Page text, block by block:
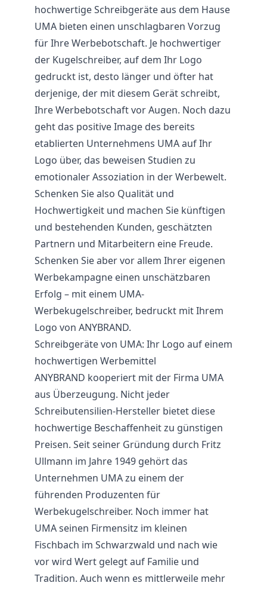
hochwertige Schreibgeräte aus dem Hause
UMA bieten einen unschlagbaren Vorzug
für Ihre Werbebotschaft. Je hochwertiger
der Kugelschreiber, auf dem Ihr Logo
gedruckt ist, desto länger und öfter hat
derjenige, der mit diesem Gerät schreibt,
Ihre Werbebotschaft vor Augen. Noch dazu
geht das positive Image des bereits
etablierten Unternehmens UMA auf Ihr
Logo über, das beweisen Studien zu
emotionaler Assoziation in der Werbewelt.
Schenken Sie also Qualität und
Hochwertigkeit und machen Sie künftigen
und bestehenden Kunden, geschätzten
Partnern und Mitarbeitern eine Freude.
Schenken Sie aber vor allem Ihrer eigenen
Werbekampagne einen unschätzbaren
Erfolg – mit einem UMA-
Werbekugelschreiber, bedruckt mit Ihrem
Logo von ANYBRAND.
Schreibgeräte von UMA: Ihr Logo auf einem
hochwertigen Werbemittel
ANYBRAND kooperiert mit der Firma UMA
aus Überzeugung. Nicht jeder
Schreibutensilien-Hersteller bietet diese
hochwertige Beschaffenheit zu günstigen
Preisen. Seit seiner Gründung durch Fritz
Ullmann im Jahre 1949 gehört das
Unternehmen UMA zu einem der
führenden Produzenten für
Werbekugelschreiber. Noch immer hat
UMA seinen Firmensitz im kleinen
Fischbach im Schwarzwald und nach wie
vor wird Wert gelegt auf Familie und
Tradition. Auch wenn es mittlerweile mehr